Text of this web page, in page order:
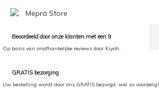
Beoordeeld door onze klanten met een 9
Op basis van onafhankelijke reviews door Kiyoh.
GRATIS bezorging
Uw bestelling wordt door ons GRATIS bezorgd, wel zo voordelig!